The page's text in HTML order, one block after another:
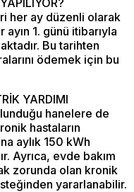
her ay düzenli olarak
ayın 1. günü itibarıyla
Bu tarihten
ödemek için bu
YARDIMI
hanelere de
hastaların
aylık 150 kWh
Ayrıca, evde bakım
zorunda olan kronik
yararlanabilir.